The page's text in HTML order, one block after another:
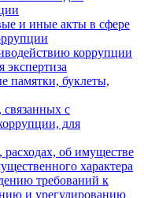
и иные акты в сфере
коррупции
памятки, буклеты,
с
для
расходах, об имуществе
характера
требований к
и урегулированию